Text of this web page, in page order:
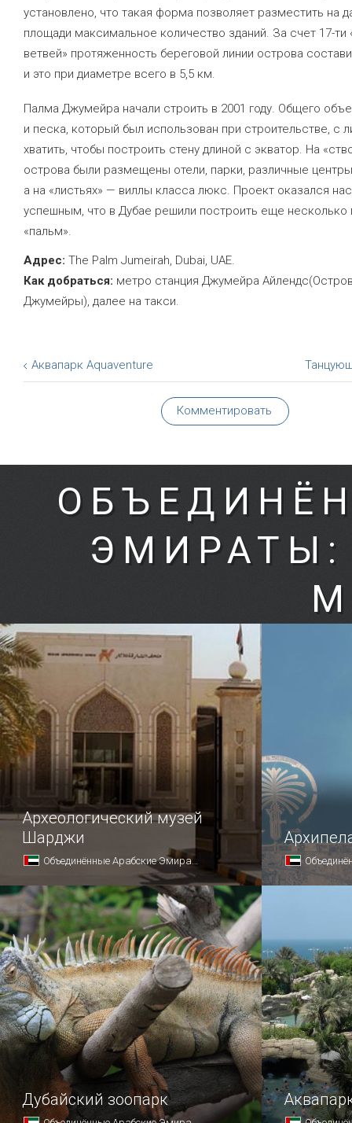
установлено, что такая форма позволяет разместить на
площади максимальное количество зданий. За счет 17-ти
ветвей» протяженность береговой линии острова
и это при диаметре всего в 5,5 км.
Палма Джумейра начали строить в 2001 году. Общего
и песка, который был использован при строительстве, с
хватить, чтобы построить стену длиной с экватор. На
острова были размещены отели, парки, различные
а на «листьях» — виллы класса люкс. Проект оказался
успешным, что в Дубае решили построить еще несколько
«пальм».
Адрес: The Palm Jumeirah, Dubai, UAE.
Как добраться: метро станция Джумейра
Джумейры), далее на такси.
Аквапарк Aquaventure
Комментировать
Археологический музей
Шарджи
Объединённые Арабские Эмираты
Музей археологии был открыт
по инициативе шейха Аль-Касими,
большого поклонника наук.
созданный
Дубайский зоопарк